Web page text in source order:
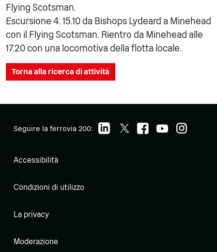
Flying Scotsman.
Escursione 4: 15.10 da Bishops Lydeard a Minehead
con il Flying Scotsman. Rientro da Minehead alle
17.20 con una locomotiva della flotta locale.
Torna alla ricerca di attività
Seguire la ferrovia 200:
Accessibilità
Condizioni di utilizzo
La privacy
Moderazione